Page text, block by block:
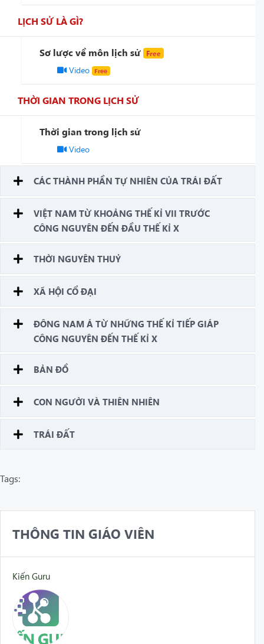
LỊCH SỬ LÀ GÌ?
Sơ lược về môn lịch sử Free
Video Free
THỜI GIAN TRONG LỊCH SỬ
Thời gian trong lịch sử
Video
CÁC THÀNH PHẦN TỰ NHIÊN CỦA TRÁI ĐẤT
VIỆT NAM TỪ KHOẢNG THẾ KỈ VII TRƯỚC
CÔNG NGUYÊN ĐẾN ĐẦU THẾ KỈ X
THỜI NGUYÊN THUỶ
XÃ HỘI CỔ ĐẠI
ĐÔNG NAM Á TỪ NHỮNG THẾ KỈ TIẾP GIÁP
CÔNG NGUYÊN ĐẾN THẾ KỈ X
BẢN ĐỒ
CON NGƯỜI VÀ THIÊN NHIÊN
TRÁI ĐẤT
Tags:
THÔNG TIN GIÁO VIÊN
Kiến Guru